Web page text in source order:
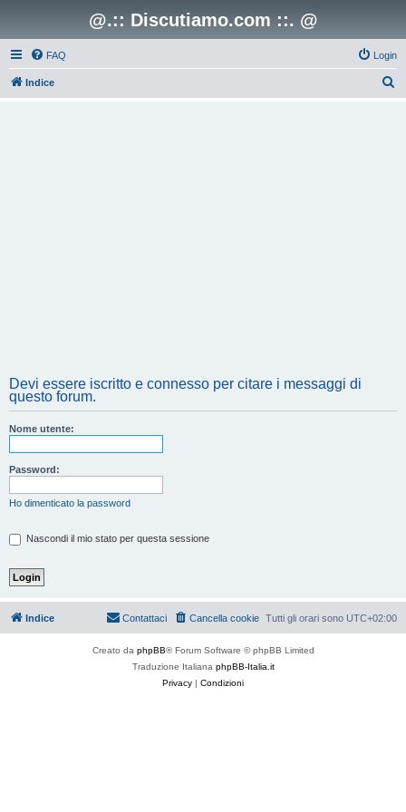
@.:: Discutiamo.com ::. @
FAQ Login
Indice
Devi essere iscritto e connesso per citare i messaggi di
questo forum.
Nome utente:
Password:
Ho dimenticato la password
Nascondi il mio stato per questa sessione
Indice Tutti gli orari sono UTC+02:00
Cancella cookie
Contattaci
Creato da phpBB® Forum Software © phpBB Limited
Traduzione Italiana phpBB-Italia.it
Privacy | Condizioni